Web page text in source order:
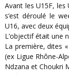
Avant les U15F, les U17 et les U15 cette semaine et la prochaine,
s’est déroulé le
U16, avec deux
L’objectif était une
La première, dites
(ex Ligue Rhône-
Ndzana et Choukri